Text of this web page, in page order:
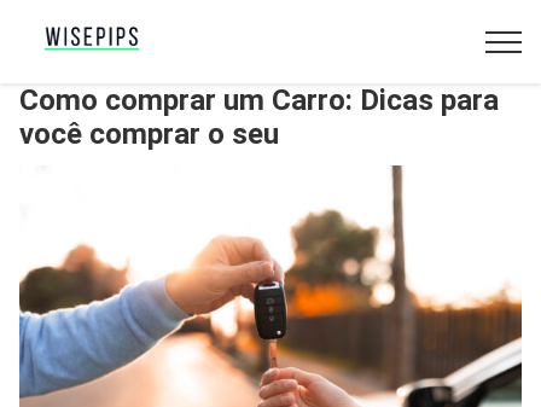
Como comprar um Carro: Dicas para
você comprar o seu